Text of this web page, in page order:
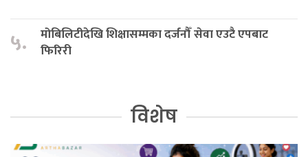
५.
मोबिलिटीदेखि शिक्षासम्मका दर्जनौँ सेवा एउटै एपबाट
फिरिरी
विशेष